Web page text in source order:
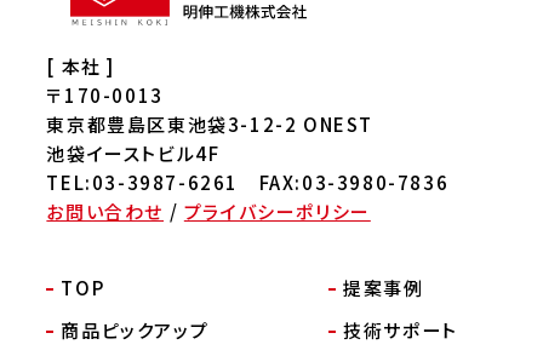
[ 本社 ]
〒170-0013
東京都豊島区東池袋3-12-2 ONEST
池袋イーストビル4F
TEL:03-3987-6261 FAX:03-3980-7836
お問い合わせ / プライバシーポリシー
TOP
提案事例
商品ピックアップ
技術サポート